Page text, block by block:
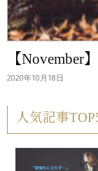
【November
2020年10月18日
人気記事